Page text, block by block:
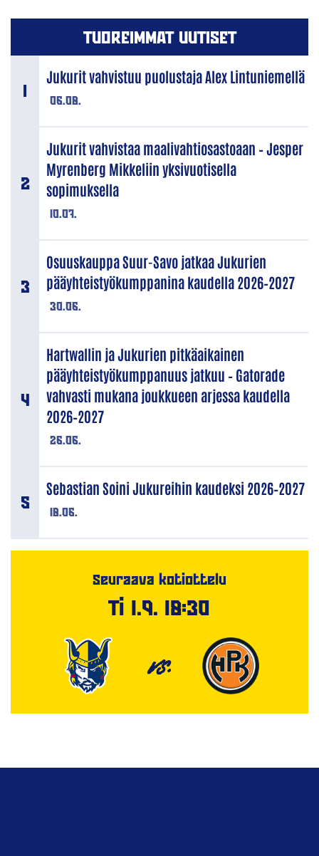
TUOREIMMAT UUTISET
06.08.
Jukurit vahvistuu puolustaja Alex Lintuniemellä
10.07.
Jukurit vahvistaa maalivahtiosastoaan – Jesper
Myrenberg Mikkeliin yksivuotisella
sopimuksella
30.06.
Osuuskauppa Suur-Savo jatkaa Jukurien
pääyhteistyökumppanina kaudella 2026–2027
26.06.
Hartwallin ja Jukurien pitkäaikainen
pääyhteistyökumppanuus jatkuu – Gatorade
vahvasti mukana joukkueen arjessa kaudella
2026–2027
18.06.
Sebastian Soini Jukureihin kaudeksi 2026–2027
Seuraava kotiottelu
Ti 1.9. 18:30
VS.